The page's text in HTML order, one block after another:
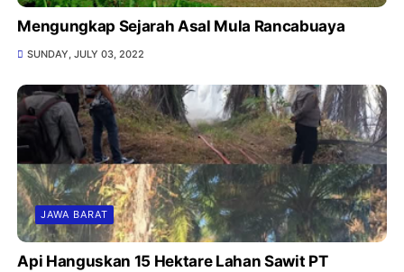
Mengungkap Sejarah Asal Mula Rancabuaya
SUNDAY, JULY 03, 2022
JAWA BARAT
Api Hanguskan 15 Hektare Lahan Sawit PT